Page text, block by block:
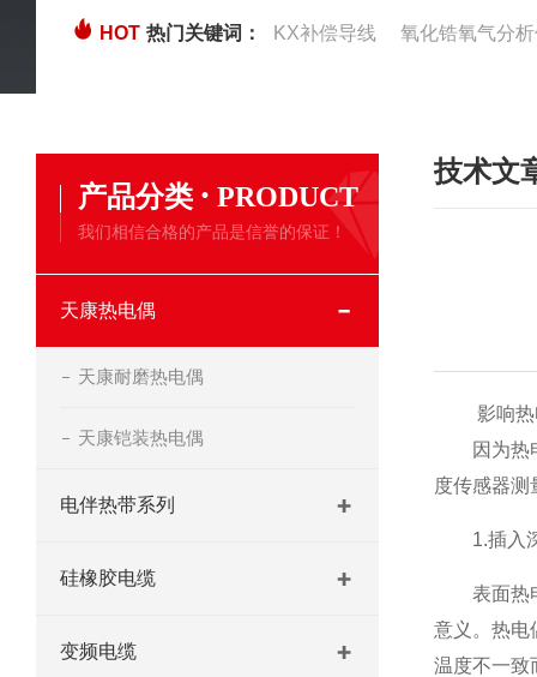
HOT 热门关键词： KX补偿导线 氧化锆氧气分
产品分类 · PRODUCT
我们相信合格的产品是信誉的保证！
天康热电偶
天康耐磨热电偶
天康铠装热电偶
电伴热带系列
硅橡胶电缆
变频电缆
技术文
影响热电
因为热电
度传感器测
1.插入
表面热电
意义。热电
温度不一致